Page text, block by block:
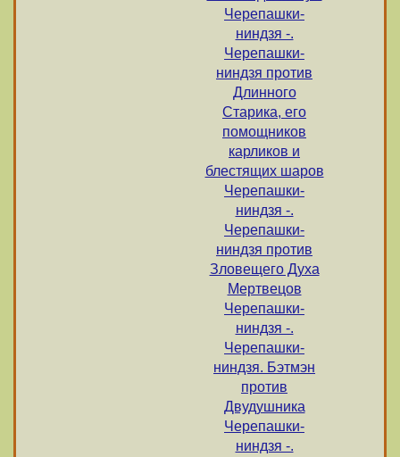
Черепашки-
ниндзя -.
Черепашки-
ниндзя против
Длинного
Старика, его
помощников
карликов и
блестящих шаров
Черепашки-
ниндзя -.
Черепашки-
ниндзя против
Зловещего Духа
Мертвецов
Черепашки-
ниндзя -.
Черепашки-
ниндзя. Бэтмэн
против
Двудушника
Черепашки-
ниндзя -.